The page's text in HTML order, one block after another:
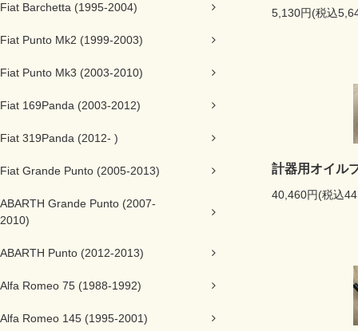
Fiat Barchetta (1995-2004)
Fiat Punto Mk2 (1999-2003)
Fiat Punto Mk3 (2003-2010)
Fiat 169Panda (2003-2012)
Fiat 319Panda (2012- )
Fiat Grande Punto (2005-2013)
ABARTH Grande Punto (2007-
2010)
ABARTH Punto (2012-2013)
Alfa Romeo 75 (1988-1992)
Alfa Romeo 145 (1995-2001)
5,130円(税込
計器用オイル
40,460円(税込